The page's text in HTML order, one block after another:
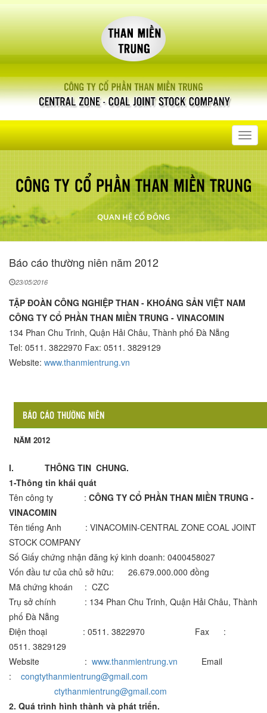
CÔNG TY CỔ PHẦN THAN MIỀN TRUNG
QUAN HỆ CỔ ĐÔNG
Báo cáo thường niên năm 2012
23/05/2016
TẬP ĐOÀN CÔNG NGHIỆP THAN - KHOÁNG SẢN VIỆT NAM
CÔNG TY CỔ PHẦN THAN MIỀN TRUNG - VINACOMIN
134 Phan Chu Trinh, Quận Hải Châu, Thành phố Đà Nẵng
Tel: 0511. 3822970 Fax: 0511. 3829129
Website: www.thanmientrung.vn
BÁO CÁO THƯỜNG NIÊN
NĂM 2012
I. THÔNG TIN CHUNG.
1-Thông tin khái quát
Tên công ty : CÔNG TY CỔ PHẦN THAN MIỀN TRUNG -
VINACOMIN
Tên tiếng Anh : VINACOMIN-CENTRAL ZONE COAL JOINT
STOCK COMPANY
Số Giấy chứng nhận đăng ký kinh doanh: 0400458027
Vốn đầu tư của chủ sở hữu: 26.679.000.000 đồng
Mã chứng khoán : CZC
Trụ sở chính : 134 Phan Chu Trinh, Quận Hải Châu, Thành
phố Đà Nẵng
Điện thoại : 0511. 3822970 Fax :
0511. 3829129
Website : www.thanmientrung.vn Email
: congtythanmientrung@gmail.com
ctythanmientrung@gmail.com
2. Quá trình hình thành và phát triển.